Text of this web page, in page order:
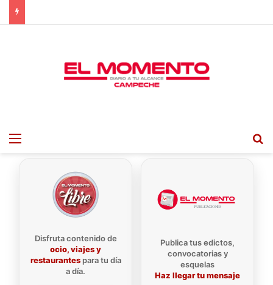
Menu
Disfruta contenido de
ocio, viajes y
restaurantespara tu día
a día.
Publica tus edictos,
convocatorias y
esquelas
Haz llegar tu mensaje